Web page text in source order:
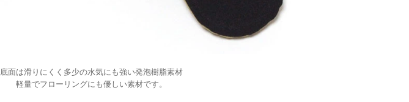
底面は滑りにくく多少の水気にも強い発泡樹脂素材
軽量でフローリングにも優しい素材です。